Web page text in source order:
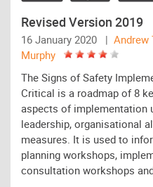
Revised Version 2019
16 January 2020 | Andrew
Murphy
The Signs of Safety
Critical is a roadmap of 8
aspects of implementation
leadership, organisational
measures. It is used to
planning workshops,
consultation workshops